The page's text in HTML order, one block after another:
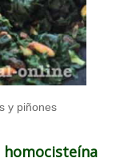
y piñones
homocisteína